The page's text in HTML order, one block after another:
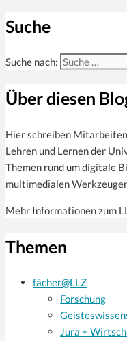
Suche
Suche nach:
Über diesen
Hier schreiben
Lehren und Lernen der
Themen rund um digitale
multimedialen
Mehr Informationen zum
Themen
fächer@LLZ
Forschung
Jura +